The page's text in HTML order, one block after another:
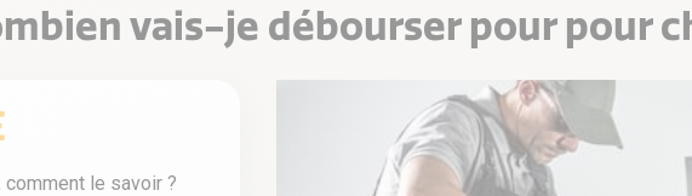
vais-je débourser pour pour
le savoir ?